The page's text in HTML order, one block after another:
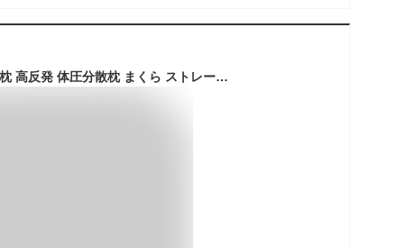
【5％OFFクーポン】枕 高反発 体圧分散枕 まくら ストレートネック 枕 矯正枕 横向き 枕 マクラ 肩こり 首こり 解消グッズ 高さ調整枕 まくら 頭痛 いびき対策 安眠 通気性 吸汗性 保温性枕 高め 高反発 硬め 60×42cm 誕生日 プレゼント お中元